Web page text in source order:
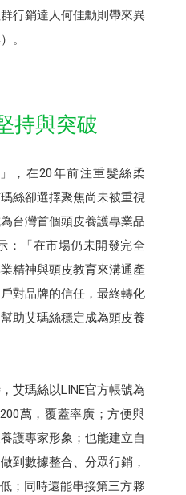
行銷達人何佳勳則帶來異
。
持與突破
，在20年前注重髮絲柔
絲卻選擇聚焦尚未被重視
台灣首個頭皮養護專業品
：「在市場仍未開發完全
精神與頭皮教育來溝通產
對品牌的信任，最終轉化
助艾瑪絲穩定成為頭皮養
艾瑪絲以LINE官方帳號為
萬，覆蓋率廣；方便與
護專家形象；也能建立自
到數據整合、分眾行銷，
；同時還能串接第三方夥